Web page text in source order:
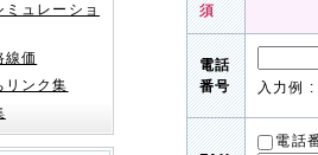
須
電話
番号
入力例
電話
ミュレーショ
線価
リンク集